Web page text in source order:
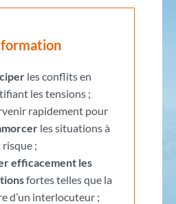
les conflits en
les tensions ;
rapidement pour
les situations à
;
efficacement les
fortes telles que la
d’un interlocuteur ;